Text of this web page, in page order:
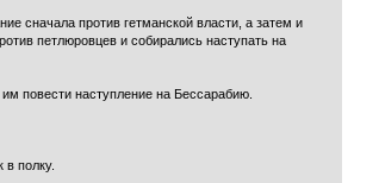
сначала против гетманской власти, а затем и
петлюровцев и собирались наступать на
повести наступление на Бессарабию.
полку.